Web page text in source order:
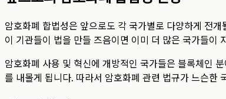
암호화폐 합법성은 앞으로도 각 국가별로 다양하게 전
이 기관들이 법을 만들 즈음이면 이미 더 많은 국가들이
암호화폐 사용 및 혁신에 개방적인 국가들은 블록체인
를 내몰게 됩니다. 따라서 암호화폐 관련 법규가 느슨한